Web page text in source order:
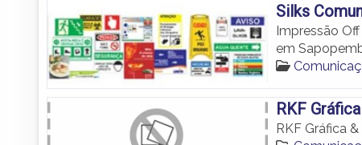
Silks
Impressão
em
RKF
RKF Gráfica